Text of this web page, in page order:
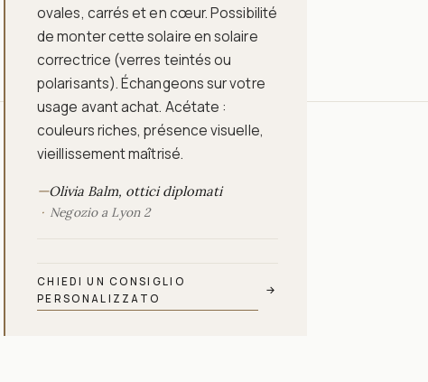
ovales, carrés et en cœur. Possibilité
de monter cette solaire en solaire
correctrice (verres teintés ou
polarisants). Échangeons sur votre
usage avant achat. Acétate :
couleurs riches, présence visuelle,
vieillissement maîtrisé.
—Olivia Balm, ottici diplomati
Negozio a Lyon 2
CHIEDI UN CONSIGLIO
PERSONALIZZATO
→